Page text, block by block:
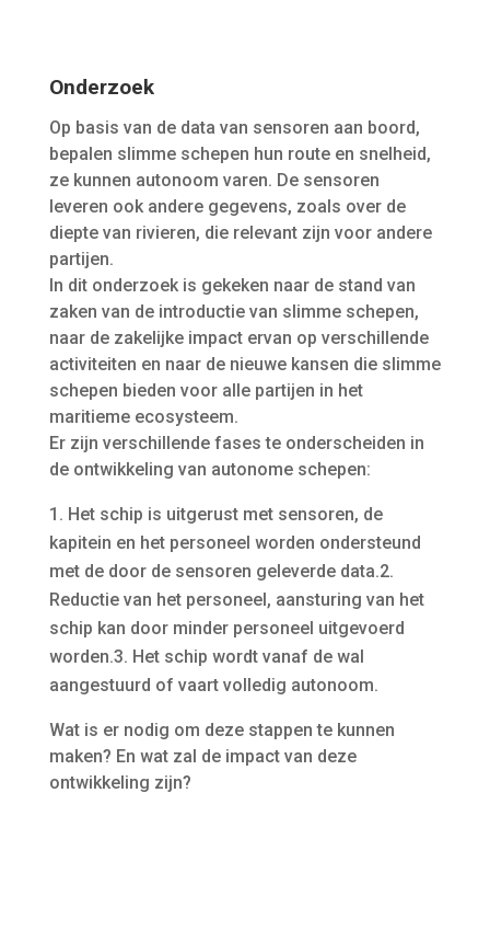
Onderzoek
Op basis van de data van sensoren aan boord,
bepalen slimme schepen hun route en snelheid,
ze kunnen autonoom varen. De sensoren
leveren ook andere gegevens, zoals over de
diepte van rivieren, die relevant zijn voor andere
partijen.
In dit onderzoek is gekeken naar de stand van
zaken van de introductie van slimme schepen,
naar de zakelijke impact ervan op verschillende
activiteiten en naar de nieuwe kansen die slimme
schepen bieden voor alle partijen in het
maritieme ecosysteem.
Er zijn verschillende fases te onderscheiden in
de ontwikkeling van autonome schepen:
Het schip is uitgerust met sensoren, de
kapitein en het personeel worden ondersteund
met de door de sensoren geleverde data.2.
Reductie van het personeel, aansturing van het
schip kan door minder personeel uitgevoerd
worden.3. Het schip wordt vanaf de wal
aangestuurd of vaart volledig autonoom.
Wat is er nodig om deze stappen te kunnen
maken? En wat zal de impact van deze
ontwikkeling zijn?